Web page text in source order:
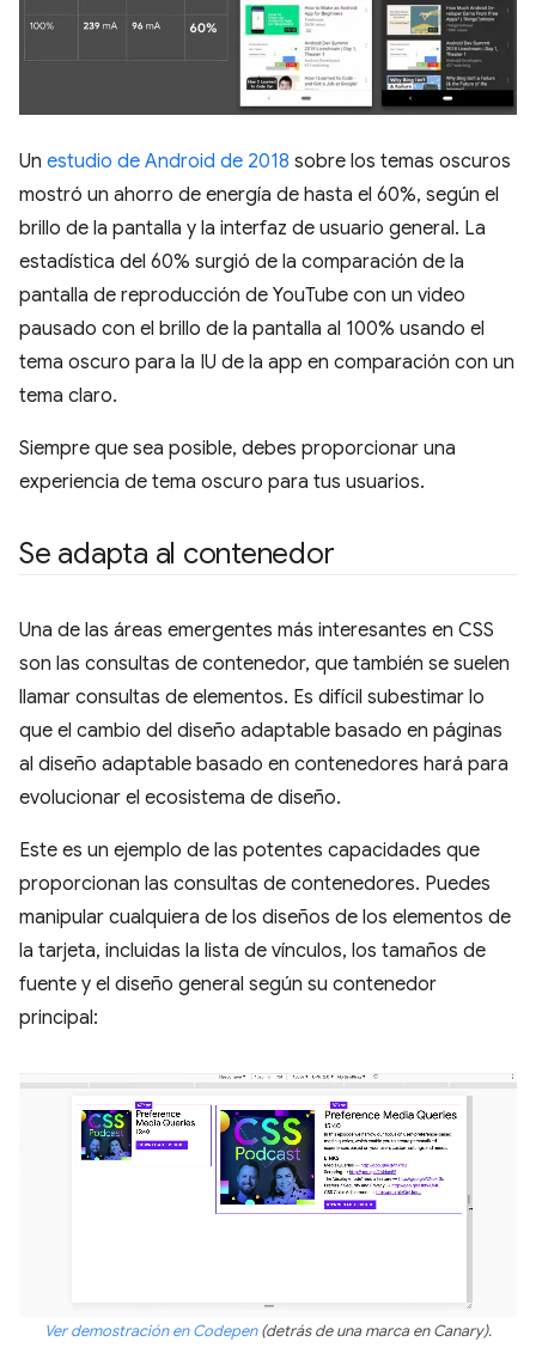
Un estudio de Android de 2018 sobre los temas oscuros
mostró un ahorro de energía de hasta el 60%, según el
brillo de la pantalla y la interfaz de usuario general. La
estadística del 60% surgió de la comparación de la
pantalla de reproducción de YouTube con un video
pausado con el brillo de la pantalla al 100% usando el
tema oscuro para la IU de la app en comparación con un
tema claro.
Siempre que sea posible, debes proporcionar una
experiencia de tema oscuro para tus usuarios.
Se adapta al contenedor
Una de las áreas emergentes más interesantes en CSS
son las consultas de contenedor, que también se suelen
llamar consultas de elementos. Es difícil subestimar lo
que el cambio del diseño adaptable basado en páginas
al diseño adaptable basado en contenedores hará para
evolucionar el ecosistema de diseño.
Este es un ejemplo de las potentes capacidades que
proporcionan las consultas de contenedores. Puedes
manipular cualquiera de los diseños de los elementos de
la tarjeta, incluidas la lista de vínculos, los tamaños de
fuente y el diseño general según su contenedor
principal:
Ver demostración en Codepen(detrás de una marca en Canary).